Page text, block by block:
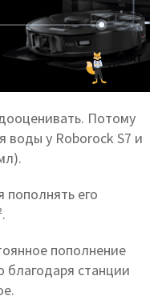
Потому
воды у Roborock S7 и
пополнять его
пополнение
благодаря станции